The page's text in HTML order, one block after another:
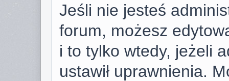
Jeśli nie jesteś
forum, możesz
i to tylko wtedy, jeżeli
ustawił uprawnienia.